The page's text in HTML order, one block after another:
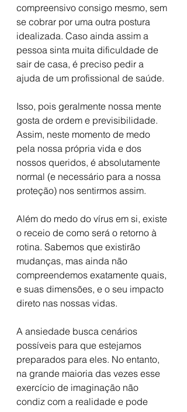
compreensivo consigo mesmo, sem
se cobrar por uma outra postura
idealizada. Caso ainda assim a
pessoa sinta muita dificuldade de
sair de casa, é preciso pedir a
ajuda de um profissional de saúde.
Isso, pois geralmente nossa mente
gosta de ordem e previsibilidade.
Assim, neste momento de medo
pela nossa própria vida e dos
nossos queridos, é absolutamente
normal (e necessário para a nossa
proteção) nos sentirmos assim.
Além do medo do vírus em si, existe
o receio de como será o retorno à
rotina. Sabemos que existirão
mudanças, mas ainda não
compreendemos exatamente quais,
e suas dimensões, e o seu impacto
direto nas nossas vidas.
A ansiedade busca cenários
possíveis para que estejamos
preparados para eles. No entanto,
na grande maioria das vezes esse
exercício de imaginação não
condiz com a realidade e pode